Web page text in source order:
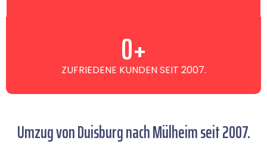
ZUFRIEDENE KUNDEN SEIT 2007.
0+
Umzug von Duisburg nach Mülheim seit 2007.